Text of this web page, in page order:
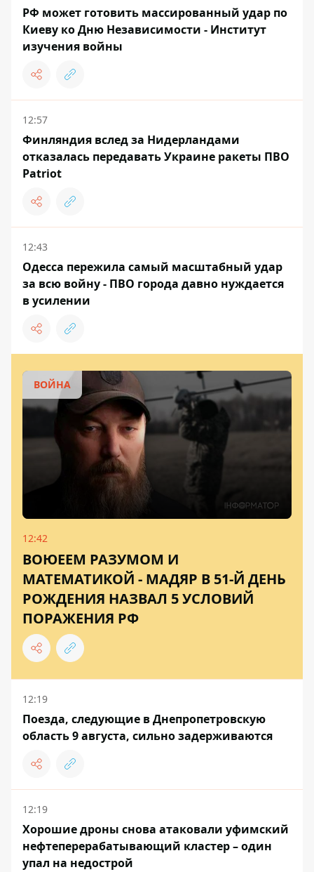
РФ может готовить массированный удар по
Киеву ко Дню Независимости - Институт
изучения войны
12:57
Финляндия вслед за Нидерландами
отказалась передавать Украине ракеты ПВО
Patriot
12:43
Одесса пережила самый масштабный удар
за всю войну - ПВО города давно нуждается
в усилении
ВОЙНА
12:42
ВОЮЕЕМ РАЗУМОМ И
МАТЕМАТИКОЙ - МАДЯР В 51-Й ДЕНЬ
РОЖДЕНИЯ НАЗВАЛ 5 УСЛОВИЙ
ПОРАЖЕНИЯ РФ
12:19
Поезда, следующие в Днепропетровскую
область 9 августа, сильно задерживаются
12:19
Хорошие дроны снова атаковали уфимский
нефтеперерабатывающий кластер – один
упал на недострой